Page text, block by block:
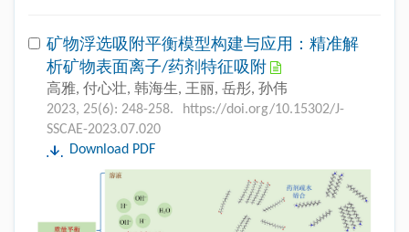
矿物浮选吸附平衡模型构建与应用：精准解
析矿物表面离子/药剂特征吸附
高雅, 付心壮, 韩海生, 王丽, 岳彤, 孙伟
2023, 25(6): 248-258.
https://doi.org/10.15302/J-
SSCAE-2023.07.020
Download PDF